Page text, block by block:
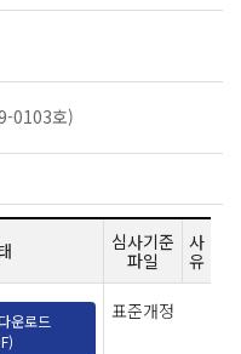
0103호)
심사기준
파일
사
유
운로드
표준개정